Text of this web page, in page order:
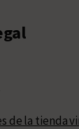
de la tienda